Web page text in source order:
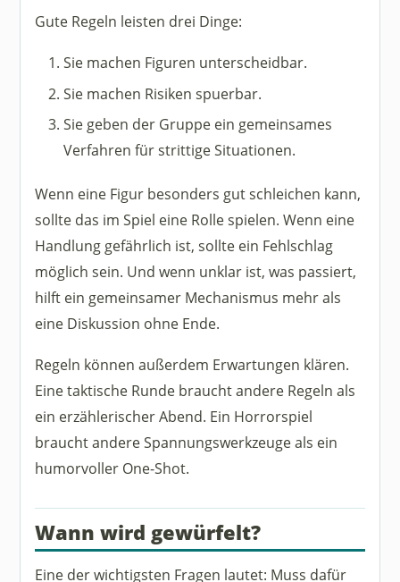
Gute Regeln leisten drei Dinge:
Sie machen Figuren unterscheidbar.
Sie machen Risiken spuerbar.
Sie geben der Gruppe ein gemeinsames
Verfahren für strittige Situationen.
Wenn eine Figur besonders gut schleichen kann,
sollte das im Spiel eine Rolle spielen. Wenn eine
Handlung gefährlich ist, sollte ein Fehlschlag
möglich sein. Und wenn unklar ist, was passiert,
hilft ein gemeinsamer Mechanismus mehr als
eine Diskussion ohne Ende.
Regeln können außerdem Erwartungen klären.
Eine taktische Runde braucht andere Regeln als
ein erzählerischer Abend. Ein Horrorspiel
braucht andere Spannungswerkzeuge als ein
humorvoller One-Shot.
Wann wird gewürfelt?
Eine der wichtigsten Fragen lautet: Muss dafür